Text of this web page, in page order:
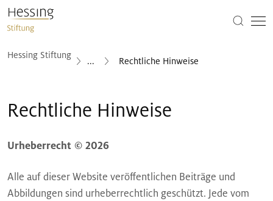
Hessing Stiftung
... Rechtliche Hinweise
Rechtliche Hinweise
Urheberrecht © 2026
Alle auf dieser Website veröffentlichen Beiträge und
Abbildungen sind urheberrechtlich geschützt. Jede vom